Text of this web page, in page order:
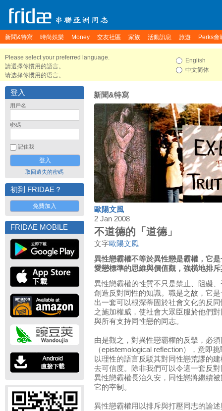
新聞&特寫 時尚娛樂 Money 交友社區 家族 活動訊息 旅遊 Perks會
Please select your preferred language.
請選擇你慣用的語言。
请选择你惯用的语言。
English
中文简体
登入
用戶名
密碼
記住我
取回遺失的密碼
初到 FRIDAE？
免費加入
FRIDAE MOBILE
新聞&特寫
歐陽文風
2 Jan 2008
不道德的「道德」
文字歐陽文風
異性戀霸權不等於異性戀是霸權，它
愛戀標準的思維與價值觀，強橫地排
異性戀霸權的性質不只是禁止、阻礙
創造反對同性的知識。職是之故，它
出一套可以根深蒂固於社會文化的反
之施加權威，使社會大眾臣服於他們
與所有支持同性戀的同志。
由是觀之，對異性戀霸權的反擊，必
（epistemological reflection），意即
以理性的語言反駁其對同性戀荒謬的
去可信度。除非我們可以令這一套反
異性戀霸權長治久安，同性戀將繼續
它的宰制。
異性戀霸權用以排斥與打壓同志的論